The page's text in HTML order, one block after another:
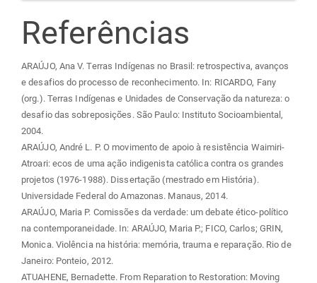
Referências
ARAÚJO, Ana V. Terras Indígenas no Brasil: retrospectiva, avanços
e desafios do processo de reconhecimento. In: RICARDO, Fany
(org.). Terras Indígenas e Unidades de Conservação da natureza: o
desafio das sobreposições. São Paulo: Instituto Socioambiental,
2004.
ARAÚJO, André L. P. O movimento de apoio à resistência Waimiri-
Atroari: ecos de uma ação indigenista católica contra os grandes
projetos (1976-1988). Dissertação (mestrado em História).
Universidade Federal do Amazonas. Manaus, 2014.
ARAÚJO, Maria P. Comissões da verdade: um debate ético-político
na contemporaneidade. In: ARAÚJO, Maria P.; FICO, Carlos; GRIN,
Monica. Violência na história: memória, trauma e reparação. Rio de
Janeiro: Ponteio, 2012.
ATUAHENE, Bernadette. From Reparation to Restoration: Moving